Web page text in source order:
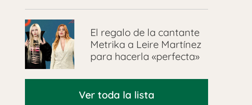
El regalo de la cantante
Metrika a Leire Martínez
para hacerla «perfecta»
Ver toda la lista